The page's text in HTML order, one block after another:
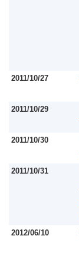
2011/10/27
2011/10/29
2011/10/30
2011/10/31
2012/06/10